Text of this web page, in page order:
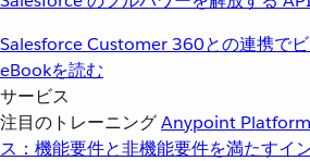
Salesforce Customer 360との連携で
eBookを読む
サービス
注目のトレーニングAnypoint
ス：機能要件と非機能要件を満たすイ